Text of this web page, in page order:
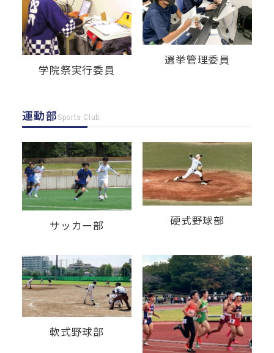
生活指導
PTA
後援会
生徒会・部活動
お問い合わせ 資料請求
アクセス
学院祭実行委員
選挙管理委員
運動部Sports Club
サッカー部 硬式野球部
軟式野球部